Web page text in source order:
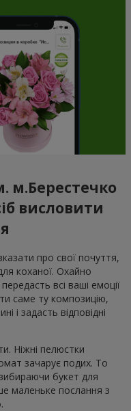
м.Берестечко
висловити
про свої почуття,
коханої. Охайно
всі ваші емоції
саме ту композицію,
і задасть відповідні
Ніжні пелюстки
зачарує подих. То
букет для
маленьке послання з